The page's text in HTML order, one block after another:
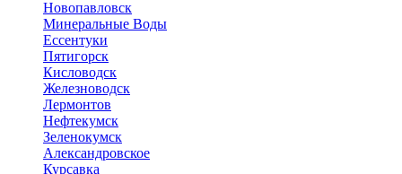
Новопавловск
Минеральные Воды
Ессентуки
Пятигорск
Кисловодск
Железноводск
Лермонтов
Нефтекумск
Зеленокумск
Александровское
Курсавка